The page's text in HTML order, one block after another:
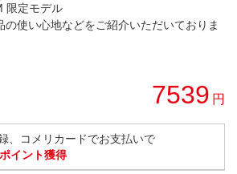
限定モデル
の使い心地などをご紹介いただいておりま
7539 円
、コメリカードでお支払いで
イント獲得